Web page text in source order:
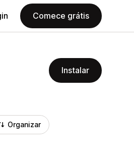
Comece grátis
Instalar
Organizar